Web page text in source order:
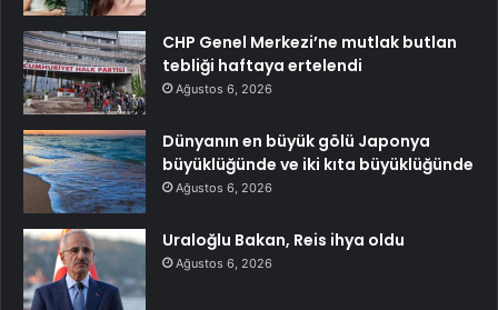
CHP Genel Merkezi’ne mutlak butlan
tebliği haftaya ertelendi
Ağustos 6, 2026
Dünyanın en büyük gölü Japonya
büyüklüğünde ve iki kıta büyüklüğünde
Ağustos 6, 2026
Uraloğlu Bakan, Reis ihya oldu
Ağustos 6, 2026